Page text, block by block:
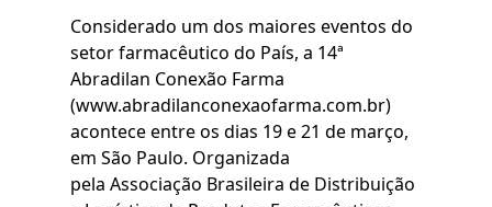
Considerado um dos maiores eventos do
setor farmacêutico do País, a 14ª
Abradilan Conexão Farma
(www.abradilanconexaofarma.com.br)
acontece entre os dias 19 e 21 de março,
em São Paulo. Organizada
pela Associação Brasileira de Distribuição